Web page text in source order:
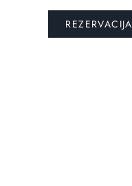
REZERVACIJA